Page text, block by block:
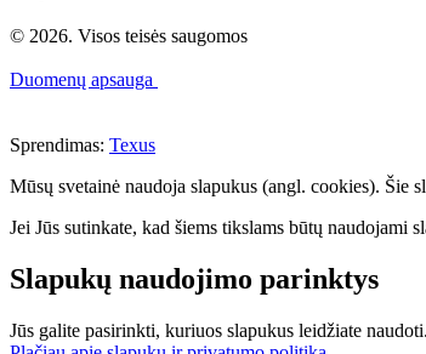
© 2026. Visos teisės saugomos
Duomenų apsauga
Sprendimas: Texus
Mūsų svetainė naudoja slapukus (angl. cookies). Šie
Jei Jūs sutinkate, kad šiems tikslams būtų naudojami
Slapukų naudojimo parinktys
Jūs galite pasirinkti, kuriuos slapukus leidžiate naudoti.